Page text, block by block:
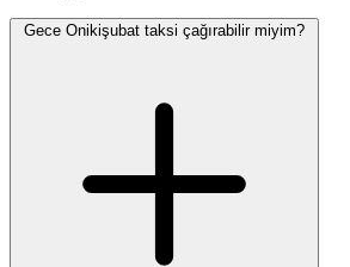
Gece Onikişubat taksi çağırabilir miyim?